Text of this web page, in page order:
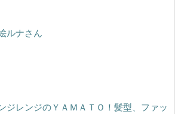
ルナさん
ジレンジのＹＡＭＡＴＯ！髪型、ファッ